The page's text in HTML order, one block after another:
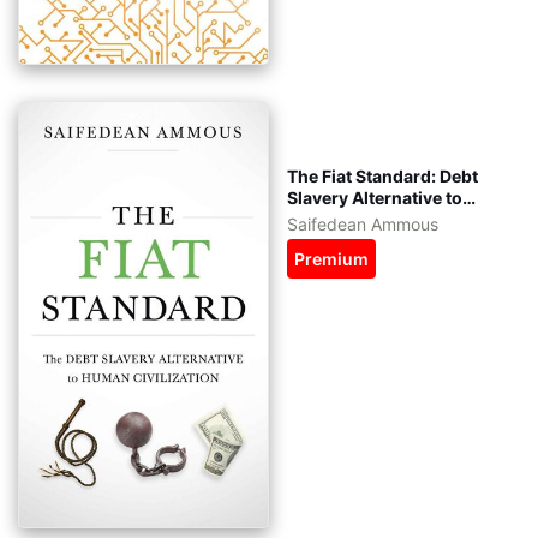
The Fiat Standard: Debt
Slavery Alternative to
Human Civilization tiếng
Việt - kèm file gốc tiếng
Anh - eBook epub, azw3,
pdf
Saifedean Ammous
Premium